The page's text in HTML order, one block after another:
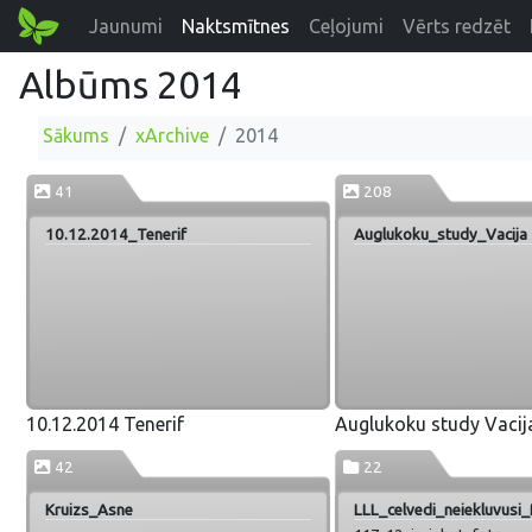
Jaunumi Naktsmītnes Ceļojumi Vērts redzēt
Albūms 2014
Sākums xArchive 2014
41
10.12.2014_Tenerif
10.12.2014 Tenerif
208
Auglukoku_study_Vacija
Auglukoku study
42
Kruizs_Asne
22